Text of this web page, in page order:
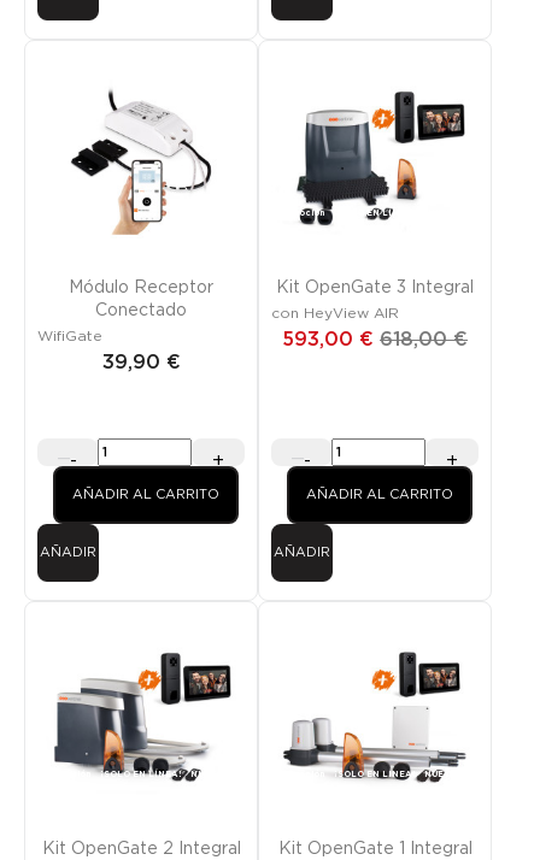
Módulo Receptor
Conectado
WifiGate
39,90 €
- +
AÑADIR AL CARRITO
AÑADIR
¡SOLO EN LÍNEA!
Promoción
Kit OpenGate 3 Integral
con HeyView AIR
593,00 € 618,00 €
- +
AÑADIR AL CARRITO
AÑADIR
¡SOLO EN LÍNEA!
Promoción NUEVO
Kit OpenGate 2 Integral
¡SOLO EN LÍNEA! NUEVO
Kit OpenGate 1 Integral